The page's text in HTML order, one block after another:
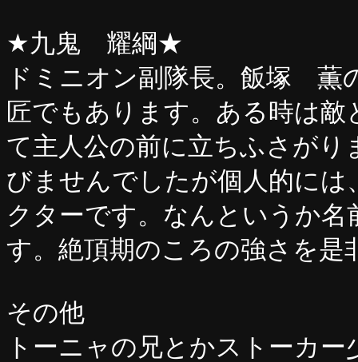
★九鬼 耀綱★
ドミニオン副隊長。飯塚
匠でもあります。ある時は
て主人公の前に立ちふさがり
びませんでしたが個人的に
クターです。なんというか
す。絶頂期のころの強さを是
その他
トーニャの兄とかストーカ